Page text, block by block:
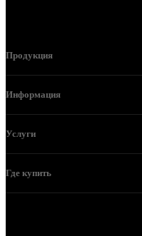
Продукция
Информация
Услуги
Где купить